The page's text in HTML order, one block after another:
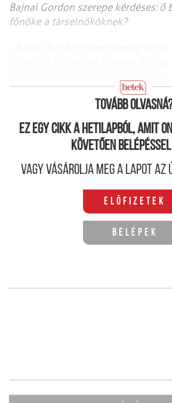
Bajnai Gordon szerepe kérdéses: ő
főnöke a társelnököknek?
2014-es választásokon elérendő
Tovább
Ez egy cikk a hetilapból, amit
követően
Vagy vásárolja meg a lapot az
Előfizetek
Belépek